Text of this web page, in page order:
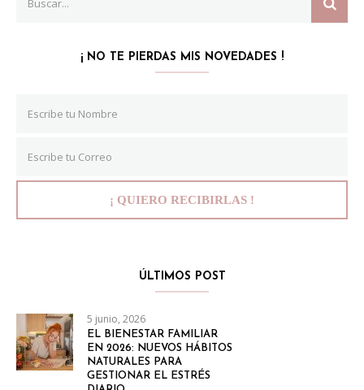
for:
¡ NO TE PIERDAS MIS NOVEDADES !
ÚLTIMOS POST
5 junio, 2026
EL BIENESTAR FAMILIAR
EN 2026: NUEVOS HÁBITOS
NATURALES PARA
GESTIONAR EL ESTRÉS